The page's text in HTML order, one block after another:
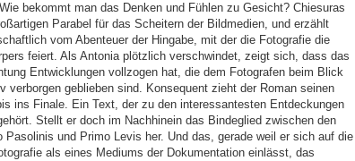
bekommt man das Denken und Fühlen zu Gesicht? Chiesuras
Parabel für das Scheitern der Bildmedien, und erzählt
vom Abenteuer der Hingabe, mit der die Fotografie die
feiert. Als Antonia plötzlich verschwindet, zeigt sich, dass das
Entwicklungen vollzogen hat, die dem Fotografen beim Blick
verborgen geblieben sind. Konsequent zieht der Roman seinen
ins Finale. Ein Text, der zu den interessantesten Entdeckungen
Stellt er doch im Nachhinein das Bindeglied zwischen den
Pasolinis und Primo Levis her. Und das, gerade weil er sich auf die
als eines Mediums der Dokumentation einlässt, das